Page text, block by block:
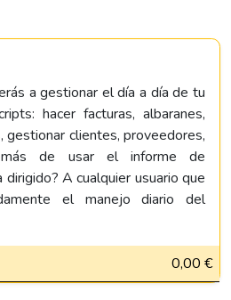
a gestionar el día a día de tu
hacer facturas, albaranes,
gestionar clientes, proveedores,
de usar el informe de
A cualquier usuario que
el manejo diario del
0,00 €